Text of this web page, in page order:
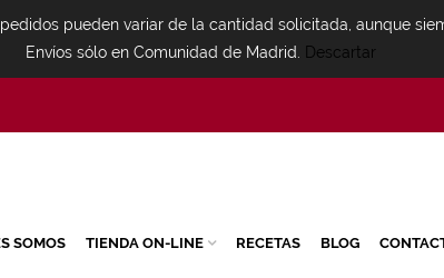
SOMOS TIENDA ON-LINE RECETAS BLOG
pueden variar de la cantidad solicitada, aunque
Envíos sólo en Comunidad de Madrid.
Descartar